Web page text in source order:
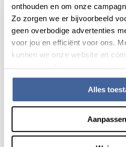
onthouden en om onze
Zo zorgen we er bijvoorbeeld
geen overbodige advertenties
voor jou en efficiënt voor ons.
kunnen we onze website en
verbeteren. Lees meer in onze
Alles
Aanpassen